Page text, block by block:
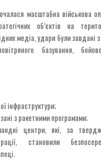
масштабна військова
об’єктів на
медіа, удари були завдані
базування,
інфраструктури;
з ракетними програмами;
центри, які, за
становили